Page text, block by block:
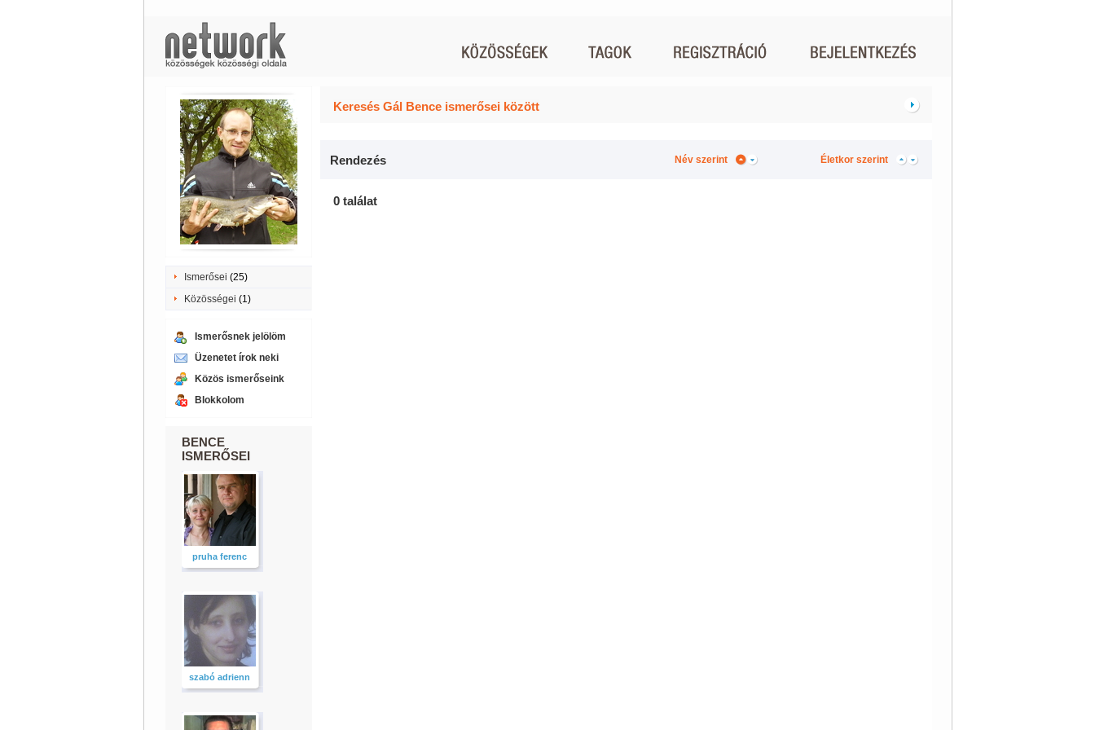
Ismerősei (25)
Közösségei (1)
Ismerősnek jelölöm
Üzenetet írok neki
Közös ismerőseink
Blokkolom
BENCE
ISMERŐSEI
pruha ferenc
szabó adrienn
Keresés Gál Bence ismerősei között
Rendezés Név szerint Életkor szerint
0 találat